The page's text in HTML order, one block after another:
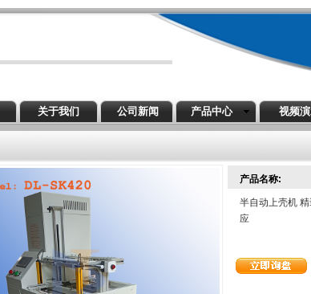
关于我们 公司新闻 产品中心 视频
产品名称:
半自动上壳机
应